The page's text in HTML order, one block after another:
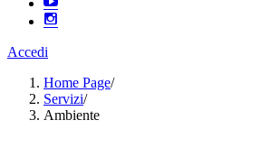
Accedi
Home Page/
Servizi/
Ambiente